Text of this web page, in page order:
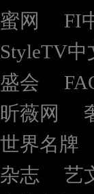
蜜网
FI
StyleTV中
盛会
昕薇网
世界名牌
杂志
艺